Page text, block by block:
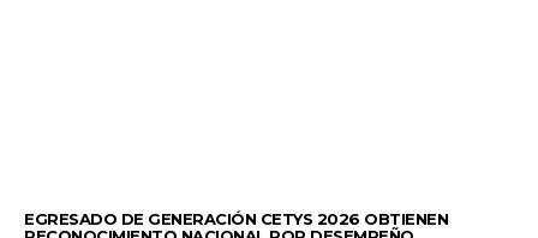
EGRESADO DE GENERACIÓN CETYS 2026 OBTIENEN